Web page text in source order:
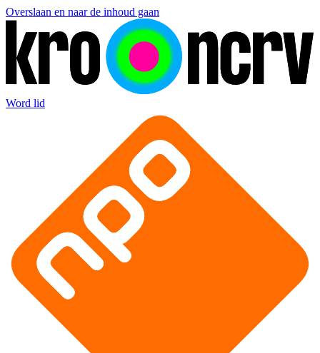
Overslaan en naar de inhoud gaan
Word lid